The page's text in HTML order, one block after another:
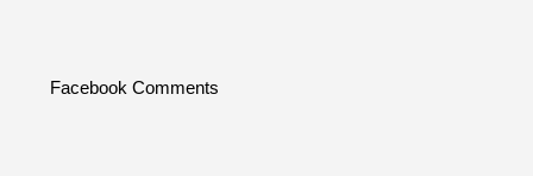
Facebook Comments